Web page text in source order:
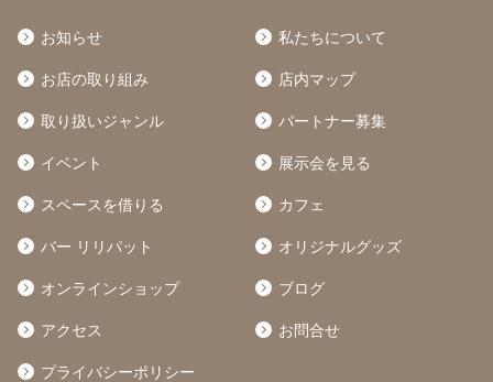
お知らせ 私たちについて
お店の取り組み 店内マップ
取り扱いジャンル パートナー募集
イベント 展示会を見る
スペースを借りる カフェ
バー リリパット オリジナルグッズ
オンラインショップ ブログ
アクセス お問合せ
プライバシーポリシー